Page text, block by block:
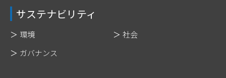
サステナビリティ
環境
社会
ガバナンス